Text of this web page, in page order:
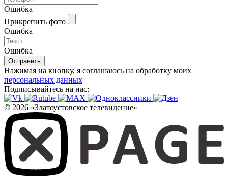
Ошибка
Прикрепить фото
Ошибка
Ошибка
Отправить
Нажимая на кнопку, я соглашаюсь на обработку моих
персональных данных
Подписывайтесь на нас:
© 2026 «Златоустовское телевидение»